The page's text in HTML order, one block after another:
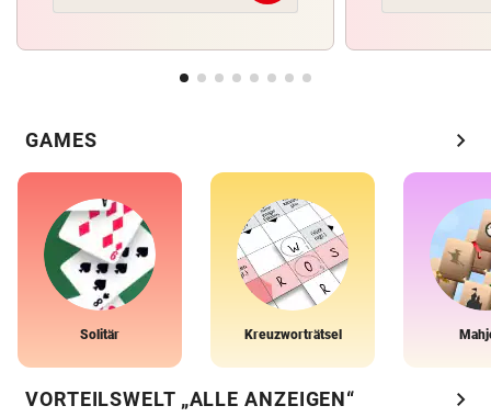
GAMES chevron_right
Solitär Kreuzworträtsel
VORTEILSWELT „ALLE ANZEIGEN“ chevron_right